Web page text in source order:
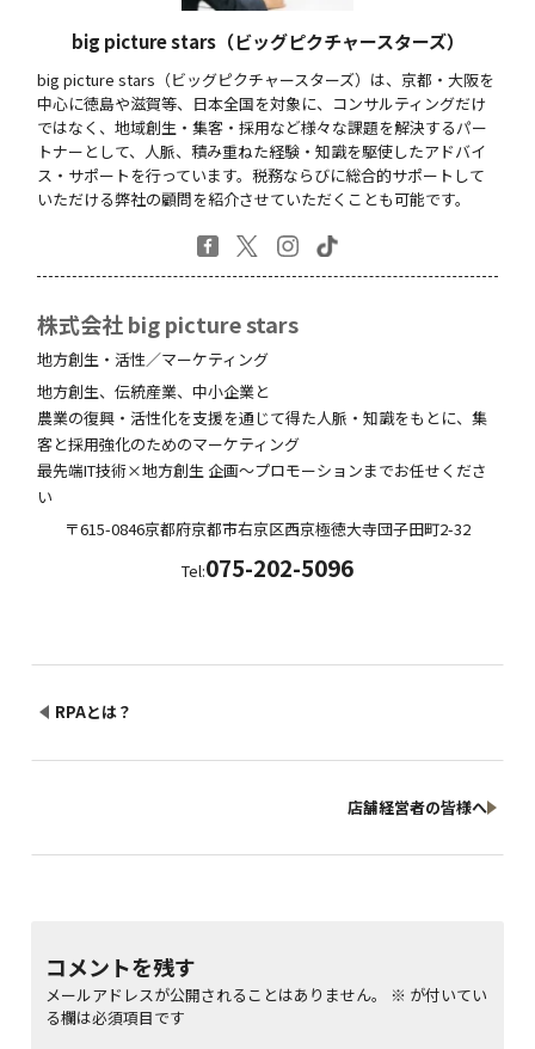
big picture stars（ビッグピクチャースターズ）
big picture stars（ビッグピクチャースターズ）は、京都・大阪を
中心に徳島や滋賀等、日本全国を対象に、コンサルティングだけ
ではなく、地域創生・集客・採用など様々な課題を解決するパー
トナーとして、人脈、積み重ねた経験・知識を駆使したアドバイ
ス・サポートを行っています。税務ならびに総合的サポートして
いただける弊社の顧問を紹介させていただくことも可能です。
株式会社 big picture stars
地方創生・活性／マーケティング
地方創生、伝統産業、中小企業と
農業の復興・活性化を支援を通じて得た人脈・知識をもとに、集
客と採用強化のためのマーケティング
最先端IT技術×地方創生 企画～プロモーションまでお任せくださ
い
〒615-0846京都府京都市右京区西京極徳大寺団子田町2-32
Tel:075-202-5096
RPAとは？
店舗経営者の皆様へ
コメントを残す
メールアドレスが公開されることはありません。 ※ が付いてい
る欄は必須項目です